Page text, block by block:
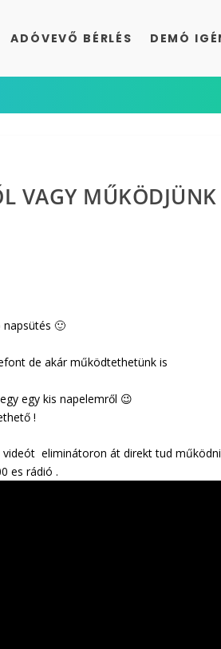
ADÓVEVŐ BÉRLÉS DEMÓ
VAGY MŰKÖDJÜNK
🙂
de akár működtethetünk is
egy kis napelemről 😉
!
videót eliminátoron át direkt tud működni
es rádió .